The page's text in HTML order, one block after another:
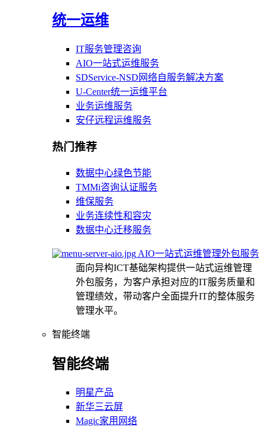
统一运维
IT服务管理咨询
AIO一站式运维服务
SDService-NSD网络自服务解决方案
U-Center统一运维平台
业务运维服务
安仔远程运维服务
热门推荐
数据中心绿色节能
TMMi咨询认证服务
维保服务
业务连续性和容灾
数据中心迁移服务
AIO一站式运维管理外包服务
面向异构ICT基础架构提供一站式运维管理
外包服务，为客户承担对应的IT服务质量和
管理绩效，带动客户全面提升IT的整体服务
管理水平。
智能终端
智能终端
明星产品
新华三云屏
Magic家用网络